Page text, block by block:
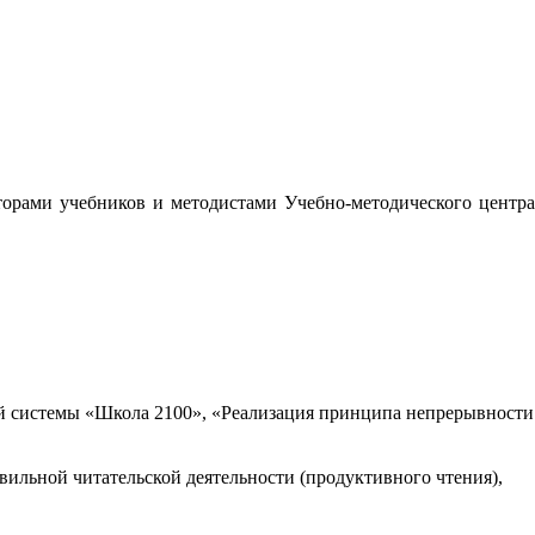
учебников и методистами Учебно-методического центра
«Школа 2100», «Реализация принципа непрерывности
читательской деятельности (продуктивного чтения),